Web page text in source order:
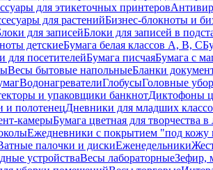
для этикеточных принтеров
для растенийБизнес-блокноты и
для записейБлоки для записей в
детскиеБумага белая классов А, В, С
для посетителейБумага писчаяБумага с
Весы бытовые напольныеБланки
ВодонагревателиГлобусыГоловные
и упаковщики банкнотДиктофоны
и полотенецДневники для младших
камерыБумага цветная для творчества в
Ежедневники с покрытием "под кожу
палочки и дискиЕженедельники
устройстваВесы лабораторныеЗефир,